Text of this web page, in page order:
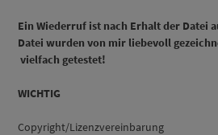
Ein Wiederruf ist nach Erhalt der Datei
Datei wurden von mir liebevoll
vielfach getestet!
WICHTIG
Copyright/Lizenzvereinbarung